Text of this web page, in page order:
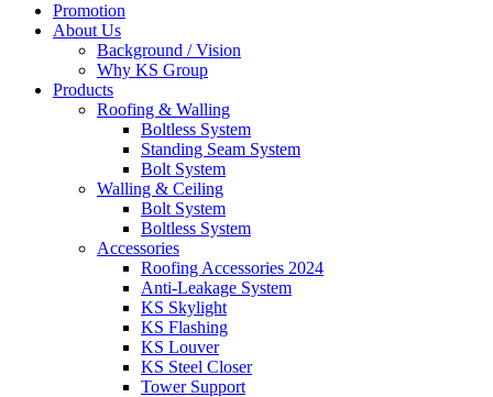
Promotion
About Us
Background / Vision
Why KS Group
Products
Roofing & Walling
Boltless System
Standing Seam System
Bolt System
Walling & Ceiling
Bolt System
Boltless System
Accessories
Roofing Accessories 2024
Anti-Leakage System
KS Skylight
KS Flashing
KS Louver
KS Steel Closer
Tower Support